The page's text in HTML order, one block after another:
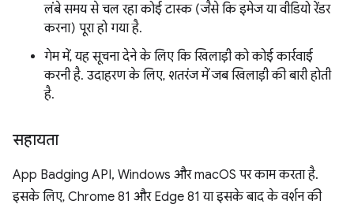
लंबे समय से चल रहा कोई टास्क (जैसे कि इमेज या वीडियो रेंडर
करना) पूरा हो गया है.
गेम में, यह सूचना देने के लिए कि खिलाड़ी को कोई कार्रवाई
करनी है. उदाहरण के लिए, शतरंज में जब खिलाड़ी की बारी होती
है.
सहायता
App Badging API, Windows और macOS पर काम करता है.
इसके लिए, Chrome 81 और Edge 81 या इसके बाद के वर्शन की